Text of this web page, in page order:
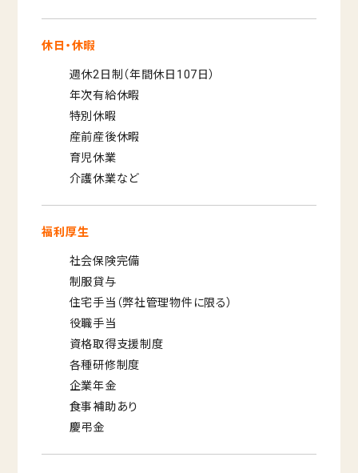
休日・休暇
週休2日制（年間休日107日）
年次有給休暇
特別休暇
産前産後休暇
育児休業
介護休業など
福利厚生
社会保険完備
制服貸与
住宅手当（弊社管理物件に限る）
役職手当
資格取得支援制度
各種研修制度
企業年金
食事補助あり
慶弔金